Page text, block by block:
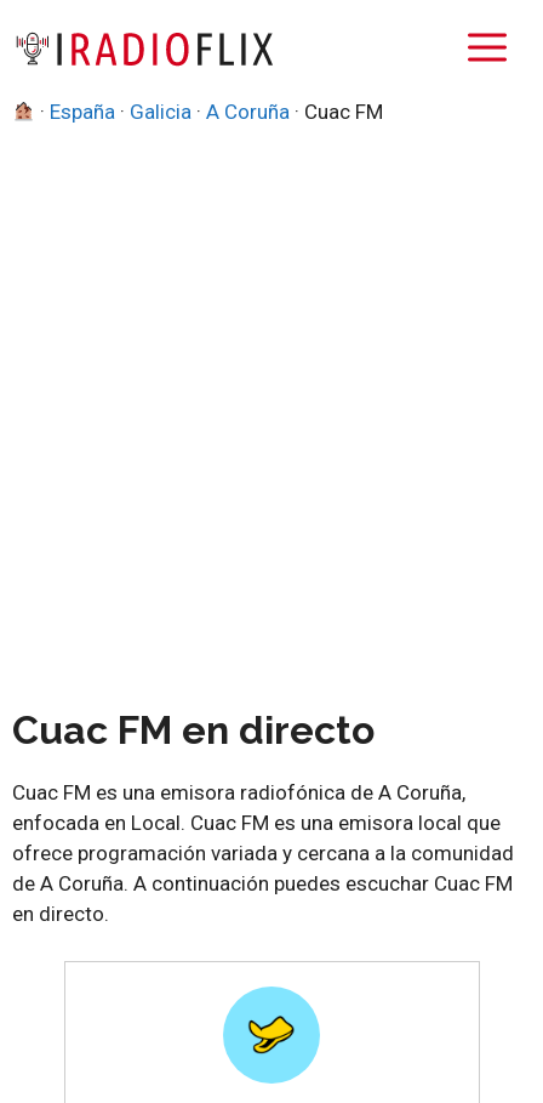
· España · Galicia ·A Coruña · Cuac FM
Cuac FM en directo
Cuac FM es una emisora radiofónica de A Coruña,
enfocada en Local. Cuac FM es una emisora local que
ofrece programación variada y cercana a la comunidad
de A Coruña. A continuación puedes escuchar Cuac FM
en directo.